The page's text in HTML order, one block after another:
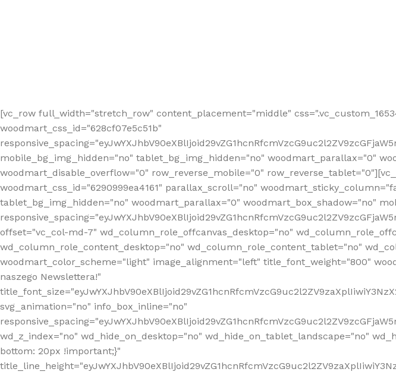
[vc_row full_width="stretch_row" content_placement="middle"
woodmart_css_id="628cf07e5c51b"
mobile_bg_img_hidden="no" tablet_bg_img_hidden="no" woodmart_parallax="0"
woodmart_disable_overflow="0" row_reverse_mobile="0"
woodmart_css_id="6290999ea4161" parallax_scroll="no"
tablet_bg_img_hidden="no" woodmart_parallax="0" woodmart_box_shadow="no"
offset="vc_col-md-7" wd_column_role_offcanvas_desktop="no"
wd_column_role_content_desktop="no" wd_column_role_content_tablet="no"
woodmart_color_scheme="light" image_alignment="left" title_font_weight="800"
naszego Newslettera!"
svg_animation="no" info_box_inline="no"
wd_z_index="no" wd_hide_on_desktop="no" wd_hide_on_tablet_landscape="no"
bottom: 20px !important;}"